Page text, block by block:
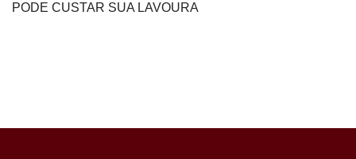
PODE CUSTAR SUA LAVOURA